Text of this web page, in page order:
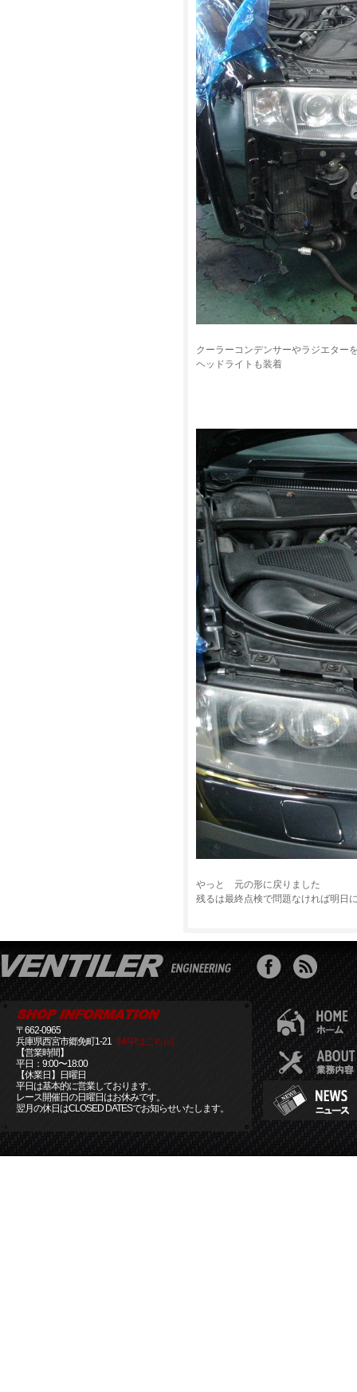
クーラーコンデンサーやラジエター
ヘッドライトも装着
やっと 元の形に戻りました
残るは最終点検で問題なければ明
〒662-0965
兵庫県西宮市郷免町1-21 [MAPはこちら]
【営業時間】
平日：9:00〜18:00
【休業日】日曜日
平日は基本的に営業しております。
レース開催日の日曜日はお休みです。
翌月の休日はCLOSED DATESでお知らせいたします。